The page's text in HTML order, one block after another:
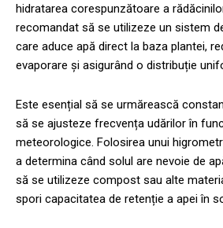
hidratarea corespunzătoare a
recomandat să se utilizeze un sistem
care aduce apă direct la baza plantei,
evaporare și asigurând o distribuție
Este esențial să se urmărească
să se ajusteze frecvența udărilor în
meteorologice. Folosirea unui
a determina când solul are nevoie de
să se utilizeze compost sau alte
spori capacitatea de retenție a apei în